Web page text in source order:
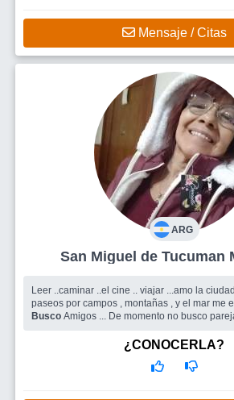
Mensaje / Citas
ARG
Leer ..caminar ..el cine .. viajar ...amo la
paseos por campos , montañas , y el mar me
Busco Amigos ... De momento no busco
¿CONOCERLA?